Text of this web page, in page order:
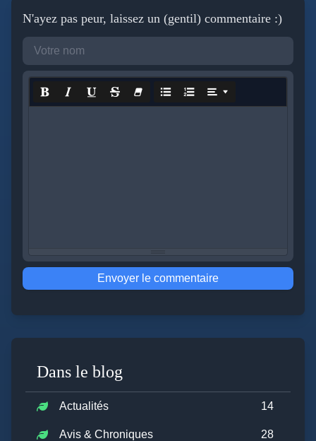
N'ayez pas peur, laissez un (gentil) commentaire :)
Envoyer le commentaire
Dans le blog
Actualités 14
Avis & Chroniques 28